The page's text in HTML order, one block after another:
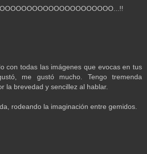
con todas las imágenes que evocas en tus
me gustó mucho. Tengo tremenda
la brevedad y sencillez al hablar.
rodeando la imaginación entre gemidos.